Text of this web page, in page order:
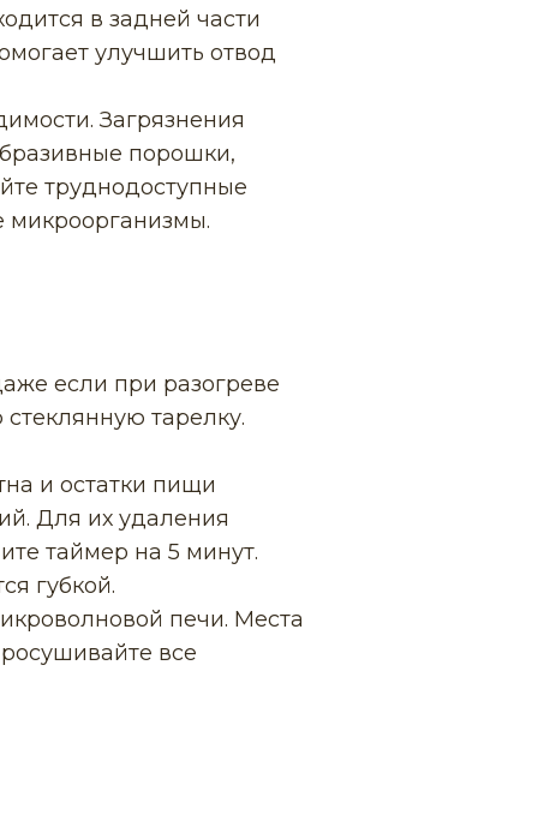
в задней части
улучшить отвод
Загрязнения
порошки,
труднодоступные
микроорганизмы.
если при разогреве
тарелку.
и остатки пищи
Для их удаления
таймер на 5 минут.
губкой.
печи. Места
все